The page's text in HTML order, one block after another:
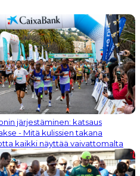
järjestäminen: katsaus
- Mitä kulissien takana
kaikki näyttää vaivattomalta